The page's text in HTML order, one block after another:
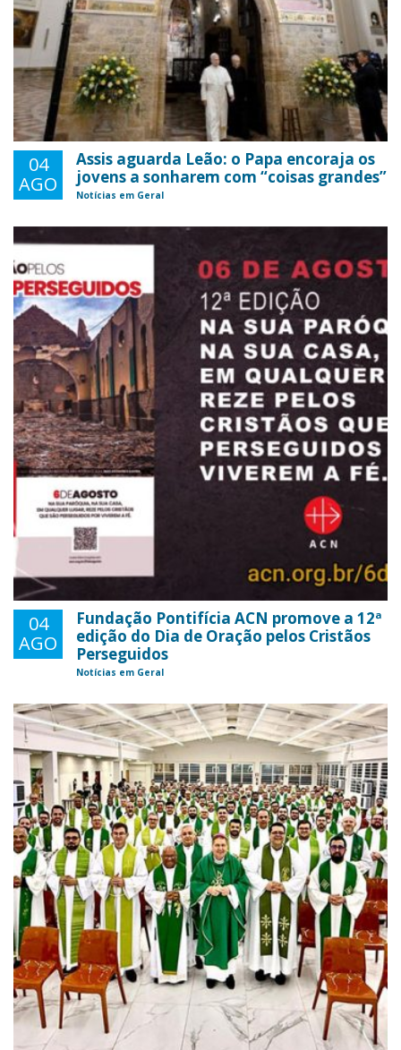
04
AGO
Assis aguarda Leão: o Papa encoraja os
jovens a sonharem com “coisas grandes”
Notícias em Geral
04
AGO
Fundação Pontifícia ACN promove a 12ª
edição do Dia de Oração pelos Cristãos
Perseguidos
Notícias em Geral